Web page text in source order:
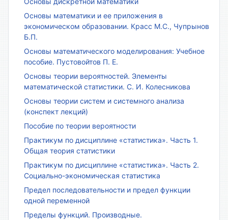
Основы математики и ее приложения в
экономическом образовании. Красс М.С., Чупрынов
Б.П.
Основы математического моделирования: Учебное
пособие. Пустовойтов П. Е.
Основы теории вероятностей. Элементы
математической статистики. С. И. Колесникова
Основы теории систем и системного анализа
(конспект лекций)
Пособие по теории вероятности
Практикум по дисциплине «статистика». Часть 1.
Общая теория статистики
Практикум по дисциплине «статистика». Часть 2.
Социально-экономическая статистика
Предел последовательности и предел функции
одной переменной
Пределы функций. Производные.